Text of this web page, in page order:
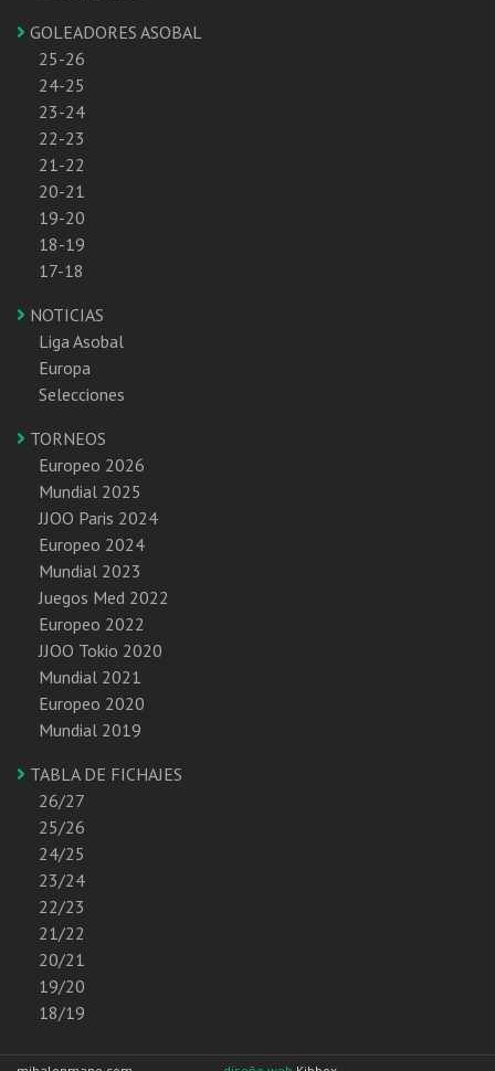
GOLEADORES ASOBAL
25-26
24-25
23-24
22-23
21-22
20-21
19-20
18-19
17-18
NOTICIAS
Liga Asobal
Europa
Selecciones
TORNEOS
Europeo 2026
Mundial 2025
JJOO Paris 2024
Europeo 2024
Mundial 2023
Juegos Med 2022
Europeo 2022
JJOO Tokio 2020
Mundial 2021
Europeo 2020
Mundial 2019
TABLA DE FICHAJES
26/27
25/26
24/25
23/24
22/23
21/22
20/21
19/20
18/19